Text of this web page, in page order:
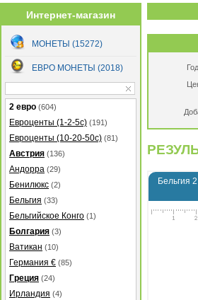
Интернет-магазин
МОНЕТЫ (15272)
ЕВРО МОНЕТЫ (2018)
2 евро (604)
Евроценты (1-2-5с) (191)
Евроценты (10-20-50с) (81)
Австрия (136)
Андорра (29)
Бенилюкс (2)
Бельгия (33)
Бельгийское Конго (1)
Болгария (3)
Ватикан (10)
Германия € (85)
Греция (24)
Ирландия (4)
Бельгия